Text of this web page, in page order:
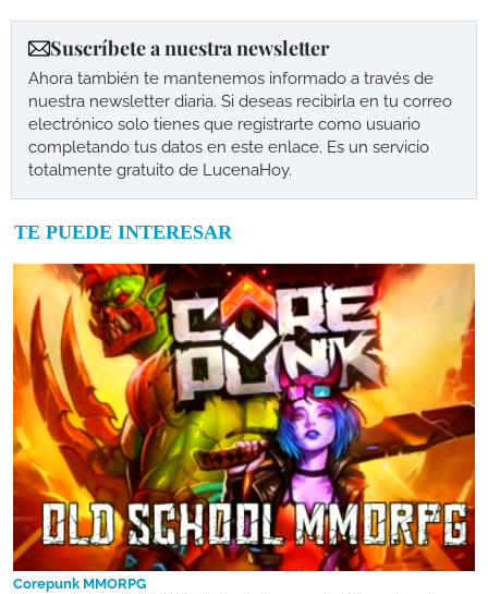
Suscríbete a nuestra newsletter
Ahora también te mantenemos informado a través de
nuestra newsletter diaria. Si deseas recibirla en tu correo
electrónico solo tienes que registrarte como usuario
completando tus datos en este enlace. Es un servicio
totalmente gratuito de LucenaHoy.
TE PUEDE INTERESAR
Corepunk MMORPG